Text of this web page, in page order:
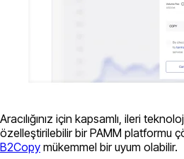
Aracılığınız için kapsamlı, ileri
özelleştirilebilir bir PAMM platformu
B2Copy mükemmel bir uyum olabilir.